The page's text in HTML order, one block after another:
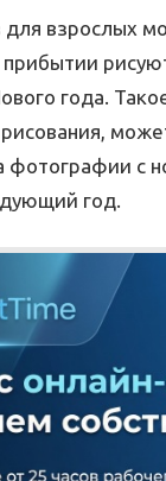
для взрослых
года.
рисования,
фотографии с
год.